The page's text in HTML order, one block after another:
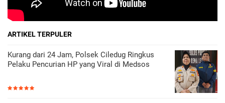
ARTIKEL TERPULER
Kurang dari 24 Jam, Polsek Ciledug Ringkus
Pelaku Pencurian HP yang Viral di Medsos